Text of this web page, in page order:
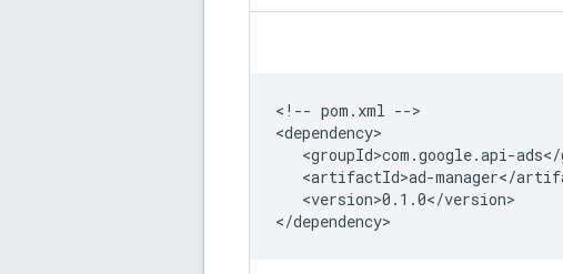
<!-- pom.xml -->
<version>0.1.0</version>